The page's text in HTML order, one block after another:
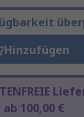
Hinzufügen
100,00 €